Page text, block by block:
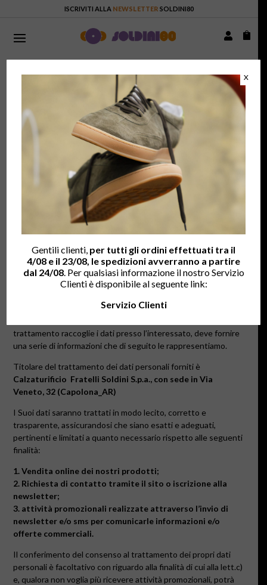
ISCRIVITI ALLA NEWSLETTER SOLDINI80
 
HOME/TERMINI/ INFORMATIVA TRATTAMENTO DATI
INFORMATIVA TRATTAMENTI DATI
Fratelli Soldini S.p.a., con sede in Via
Veneto, 32 (Capolona_AR)
– , in ossequio al Regolamento
(UE) 2016/679 del Parlamento Europeo e del Consiglio del
relativo alla protezione delle persone fisiche con
riguardo al trattamento dei dati personali, nonché la libera
circolazione di tali dati ” (di seguito “Regolamento”), desidera
informarla in relazione al trattamento dei dati personali che
I dati che Lei ci fornisce al momento della registrazione al
presente sito internet per l’iscrizione alla newsletter e/o per
l’acquisto di prodotti , sono necessari per l’espletamento del
trattamento raccoglie i dati presso l’interessato, deve fornire
una serie di informazioni che di seguito le rappresentiamo.
Titolare del trattamento dei dati personali forniti è
Calzaturificio Fratelli Soldini S.p.a., con sede in Via
Veneto, 32 (Capolona_AR)
I Suoi dati saranno trattati in modo lecito, corretto e
trasparente, assicurandosi che siano esatti e adeguati,
pertinenti e limitati a quanto necessario rispetto alle seguenti
finalità:
1. Vendita online dei nostri prodotti;
2. Richiesta di contatto tramite il sito o iscrizione alla
newsletter;
3. attività promozionali realizzate attraverso l’invio di
newsletter e/o sms per comunicarle informazioni e/o
offerte commerciali.
Il conferimento del consenso al trattamento dei propri dati
personali è facoltativo con riguardo alla finalità di cui alla lett.c)
e, qualora non voglia più ricevere attività promozionali, potrà
Gentili clienti, per tutti gli ordini effettuati tra il
4/08 e il 23/08, le spedizioni avverranno a partire
dal 24/08. Per qualsiasi informazione il nostro Servizio
Clienti è disponibile al seguente link:
Servizio Clienti
X